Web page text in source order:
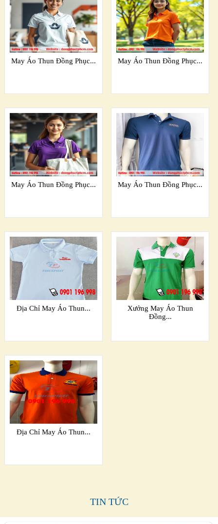
May Áo Thun Đồng Phục... May Áo Thun Đồng Phục...
May Áo Thun Đồng Phục... May Áo Thun Đồng Phục...
Địa Chỉ May Áo Thun...
Xưởng May Áo Thun
Đồng...
Địa Chỉ May Áo Thun...
TIN TỨC